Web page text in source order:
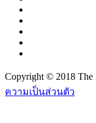
Copyright © 2018 The
ความเป็นส่วนตัว